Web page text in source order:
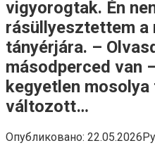
vigyorogtak. Én
rásüllyesztettem a
tányérjára. –
másodperced van
kegyetlen
változott…
Опубликовано: 22.05.2026